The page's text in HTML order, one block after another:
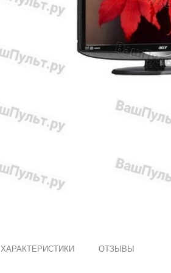
ХАРАКТЕРИСТИКИ ОТЗЫВЫ